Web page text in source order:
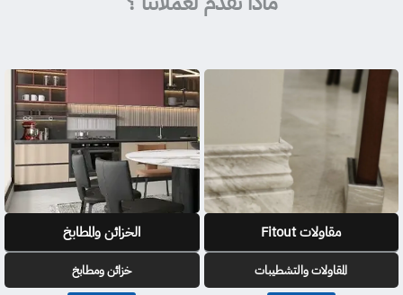
مقاولات Fitout
المقاولات والتشطيبات
الخزائن والمطابخ
خزائن ومطابخ